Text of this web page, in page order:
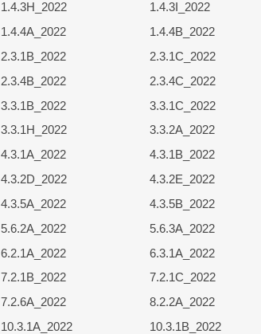
1.4.3H_2022 1.4.3I_2022
1.4.4A_2022 1.4.4B_2022
2.3.1B_2022 2.3.1C_2022
2.3.4B_2022 2.3.4C_2022
3.3.1B_2022 3.3.1C_2022
3.3.1H_2022 3.3.2A_2022
4.3.1A_2022 4.3.1B_2022
4.3.2D_2022 4.3.2E_2022
4.3.5A_2022 4.3.5B_2022
5.6.2A_2022 5.6.3A_2022
6.2.1A_2022 6.3.1A_2022
7.2.1B_2022 7.2.1C_2022
7.2.6A_2022 8.2.2A_2022
10.3.1A_2022 10.3.1B_2022